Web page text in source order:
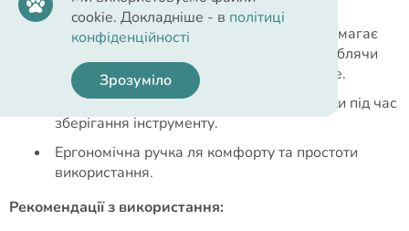
для комфорту в процесі вичісування.
Кнопка самоочищення FURejector® допомагає
швидко скинути шерсть з інструменту, роблячи
процес вичісування простіше та зручніше.
Захист леза дозволяє убезпечити зубчики під час
зберігання інструменту.
Ергономічна ручка ля комфорту та простоти
використання.
Рекомендації з використання:
cookie. Докладніше - в політиці
конфіденційності
Зрозуміло